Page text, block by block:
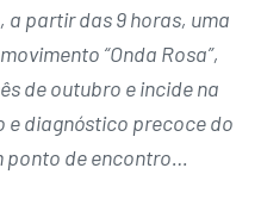
a partir das 9 horas, uma
“Onda Rosa”,
de outubro e incide na
e diagnóstico precoce do
ponto de encontro…